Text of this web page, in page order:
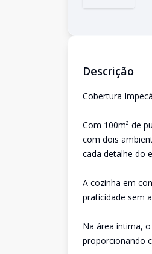
Descrição
Cobertura
Com 100m² de
com dois
cada detalhe do
A cozinha em
praticidade sem
Na área íntima,
proporcionando